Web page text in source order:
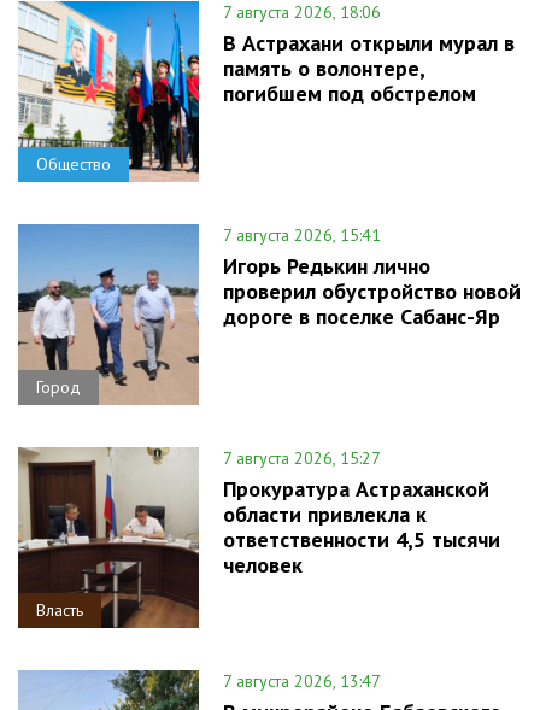
Общество
7 августа 2026, 18:06
В Астрахани открыли мурал в
память о волонтере,
погибшем под обстрелом
Город
7 августа 2026, 15:41
Игорь Редькин лично
проверил обустройство новой
дороге в поселке Сабанс-Яр
Власть
7 августа 2026, 15:27
Прокуратура Астраханской
области привлекла к
ответственности 4,5 тысячи
человек
7 августа 2026, 13:47